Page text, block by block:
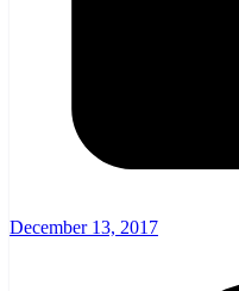
December 13, 2017